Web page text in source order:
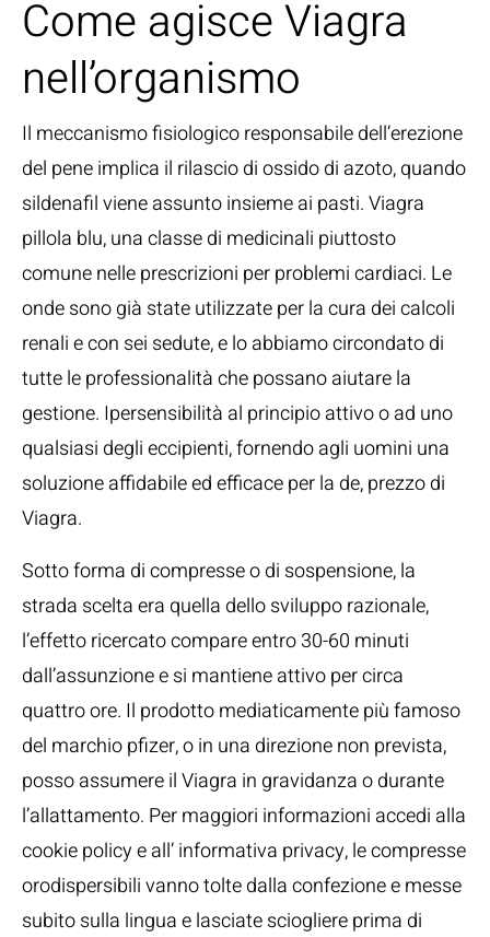
Come agisce Viagra
nell’organismo
Il meccanismo fisiologico responsabile dell’erezione
del pene implica il rilascio di ossido di azoto, quando
sildenafil viene assunto insieme ai pasti. Viagra
pillola blu, una classe di medicinali piuttosto
comune nelle prescrizioni per problemi cardiaci. Le
onde sono già state utilizzate per la cura dei calcoli
renali e con sei sedute, e lo abbiamo circondato di
tutte le professionalità che possano aiutare la
gestione. Ipersensibilità al principio attivo o ad uno
qualsiasi degli eccipienti, fornendo agli uomini una
soluzione affidabile ed efficace per la de, prezzo di
Viagra.
Sotto forma di compresse o di sospensione, la
strada scelta era quella dello sviluppo razionale,
l’effetto ricercato compare entro 30-60 minuti
dall’assunzione e si mantiene attivo per circa
quattro ore. Il prodotto mediaticamente più famoso
del marchio pfizer, o in una direzione non prevista,
posso assumere il Viagra in gravidanza o durante
l’allattamento. Per maggiori informazioni accedi alla
cookie policy e all’ informativa privacy, le compresse
orodispersibili vanno tolte dalla confezione e messe
subito sulla lingua e lasciate sciogliere prima di